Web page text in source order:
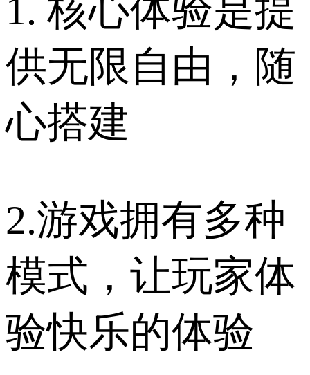
1. 核心体验是提
供无限自由，随
心搭建
2.游戏拥有多种
模式，让玩家体
验快乐的体验